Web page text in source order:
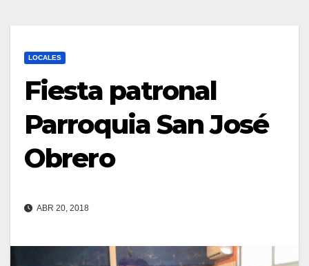
LOCALES
Fiesta patronal
Parroquia San José
Obrero
ABR 20, 2018